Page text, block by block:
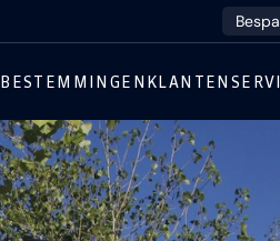
BESTEMMINGEN